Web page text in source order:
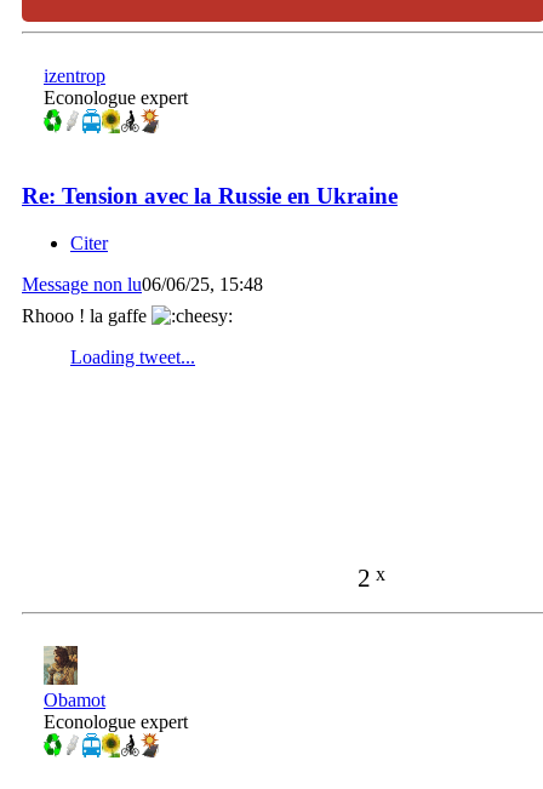
izentrop
Econologue expert
Re: Tension avec la Russie en Ukraine
Citer
Message non lu06/06/25, 15:48
Rhooo ! la gaffe
2 x
Obamot
Econologue expert